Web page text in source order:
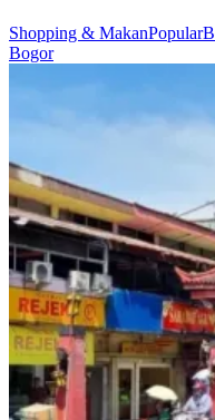
Shopping & MakanPopular
Bogor